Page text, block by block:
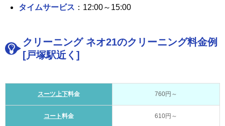
タイムサービス ：12:00～15:00
クリーニング ネオ21のクリーニング料金例
[戸塚駅近く]
スーツ上下料金 760円～
コート料金 610円～